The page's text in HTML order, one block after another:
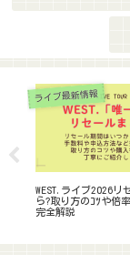
ライブ最新情報
【至急】BTSモバイ
済エラー出た時の対
徹底調査!先行間に